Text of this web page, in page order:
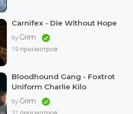
Carnifex - Die Without Hope
by Grim
19 просмотров
Bloodhound Gang - Foxtrot
Uniform Charlie Kilo
by Grim